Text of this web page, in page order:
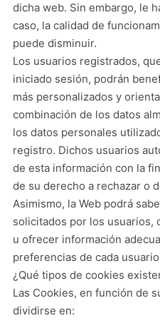
dicha web. Sin embargo, le
caso, la calidad de
puede disminuir.
Los usuarios registrados,
iniciado sesión, podrán
más personalizados y
combinación de los datos
los datos personales
registro. Dichos usuarios
de esta información con la
de su derecho a rechazar o
Asimismo, la Web podrá
solicitados por los usuarios,
u ofrecer información
preferencias de cada
¿Qué tipos de cookies
Las Cookies, en función de
dividirse en: